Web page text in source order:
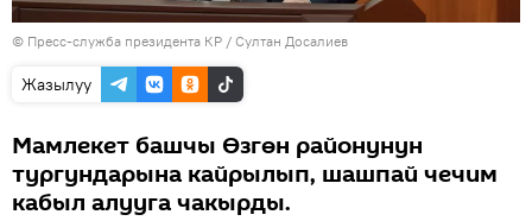
© Пресс-служба президента КР / Султан Досалиев
Жазылуу
Мамлекет башчы Өзгөн районунун
тургундарына кайрылып, шашпай чечим
кабыл алууга чакырды.